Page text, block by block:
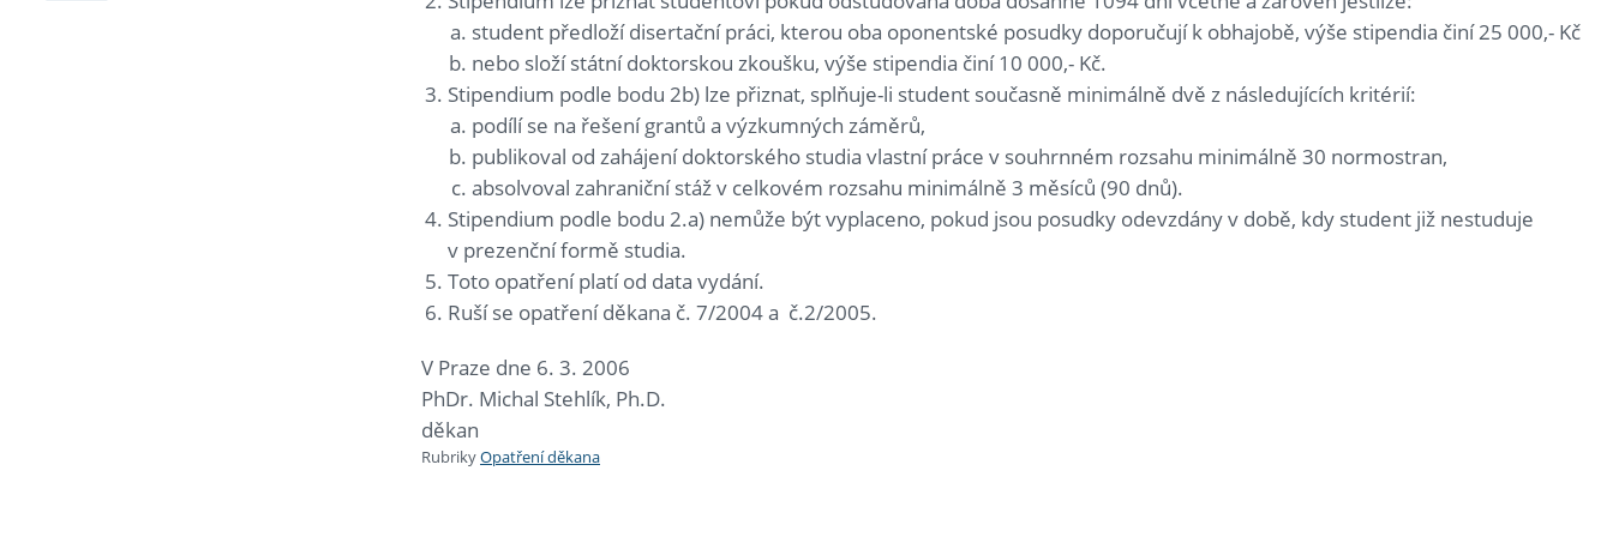
student předloží disertační práci, kterou oba oponentské posudky doporučují k obhajobě, výše stipendia činí 25 000,- Kč
nebo složí státní doktorskou zkoušku, výše stipendia činí 10 000,- Kč.
Stipendium podle bodu 2b) lze přiznat, splňuje-li student současně minimálně dvě z následujících kritérií:
podílí se na řešení grantů a výzkumných záměrů,
publikoval od zahájení doktorského studia vlastní práce v souhrnném rozsahu minimálně 30 normostran,
absolvoval zahraniční stáž v celkovém rozsahu minimálně 3 měsíců (90 dnů).
Stipendium podle bodu 2.a) nemůže být vyplaceno, pokud jsou posudky odevzdány v době, kdy student již nestuduje
v prezenční formě studia.
Toto opatření platí od data vydání.
Ruší se opatření děkana č. 7/2004 a č.2/2005.
V Praze dne 6. 3. 2006
PhDr. Michal Stehlík, Ph.D.
děkan
RubrikyOpatření děkana